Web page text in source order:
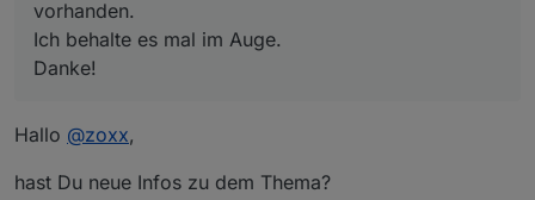
vorhanden.
Ich behalte es mal im Auge.
Danke!
Hallo @zoxx,
hast Du neue Infos zu dem Thema?